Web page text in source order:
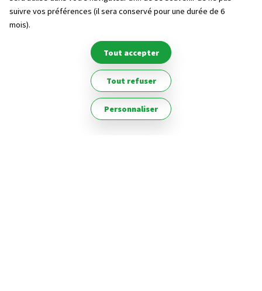
Parc Naturel Régional Périgord-Limousin
suivre vos préférences (il sera conservé pour une durée de 6
mois).
Tout accepter
Tout refuser
Personnaliser